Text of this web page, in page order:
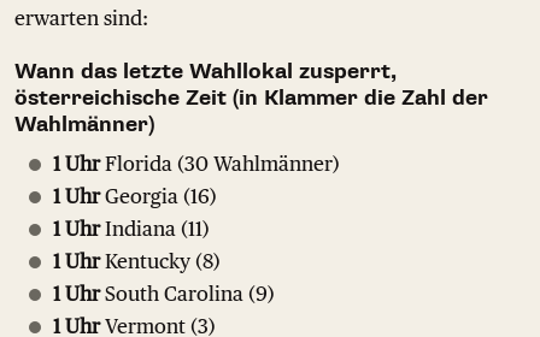
erwarten sind:
Wann das letzte Wahllokal zusperrt,
österreichische Zeit (in Klammer die Zahl der
Wahlmänner)
1 UhrFlorida (30 Wahlmänner)
1 UhrGeorgia (16)
1 UhrIndiana (11)
1 UhrKentucky (8)
1 UhrSouth Carolina (9)
1 UhrVermont (3)